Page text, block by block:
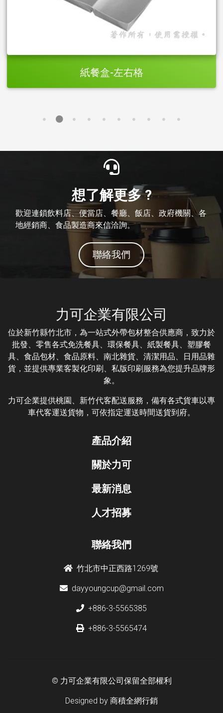
紙餐盒-左右格
想了解更多 ?
歡迎連鎖飲料店、便當店、餐廳、飯店、政府機關、各
地經銷商、食品製造商來信洽詢。
聯絡我們
力可企業有限公司
位於新竹縣竹北市，為一站式外帶包材整合供應商，致力於
批發、零售各式免洗餐具、環保餐具、紙製餐具、塑膠餐
具、食品包材、食品原料、南北雜貨、清潔用品、日用品雜
貨，並提供專業客製化印刷、私版印刷服務為您提升品牌形
象。
力可企業提供桃園、新竹代客配送服務，備有各式貨車以專
車代客運送貨物，可依指定運送時間送貨到府。
產品介紹
關於力可
最新消息
人才招募
聯絡我們
竹北市中正西路1269號
dayyoungcup@gmail.com
+886-3-5565385
+886-3-5565474
© 力可企業有限公司保留全部權利
Designed by 商積全網行銷